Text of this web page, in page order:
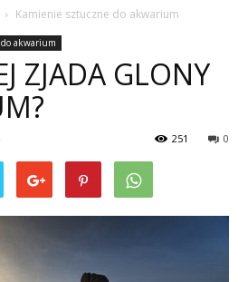
Kamienie sztuczne do akwarium
akwarium
ZJADA GLONY
0
251